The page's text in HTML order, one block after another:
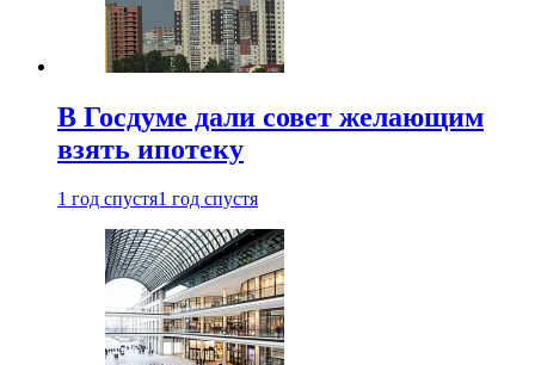
В Госдуме дали совет желающим
взять ипотеку
1 год спустя1 год спустя